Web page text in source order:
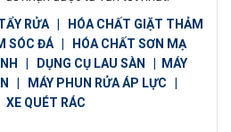
RỬA | HÓA CHẤT GIẶT THẢM
SÓC ĐÁ | HÓA CHẤT SƠN MẠ
| DỤNG CỤ LAU SÀN | MÁY
| MÁY PHUN RỬA ÁP LỰC |
XE QUÉT RÁC